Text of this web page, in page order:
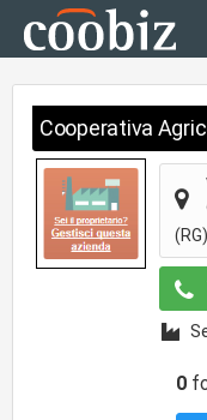
Cooperativa
(RG)
0